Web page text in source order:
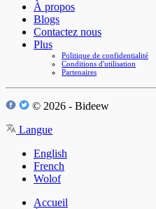
À propos
Blogs
Contactez nous
Plus
Politique de confidentialité
Conditions d'utilisation
Partenaires
© 2026 - Bideew
Langue
English
French
Wolof
Accueil